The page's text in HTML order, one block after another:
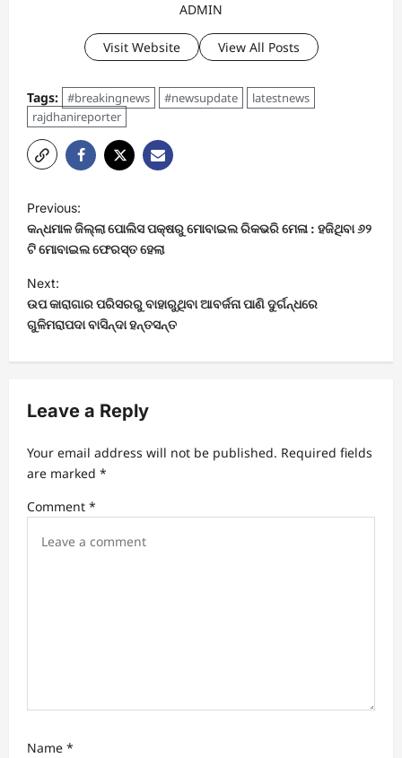
ADMIN
Visit Website View All Posts
Tags: #breakingnews #newsupdate
latestnews
rajdhanireporter
P
o
s
t
n
a
v
g
a
t
i
Previous:
କନ୍ଧମାଳ ଜିଲ୍ଲା ପୋଲିସ ପକ୍ଷରୁ ମୋବାଇଲ ରିକଭରି ମେଳା : ହଜିଥିବା ୬୨
ଟି ମୋବାଇଲ ଫେରସ୍ତ ହେଲା
Next:
ଉପ କାରାଗାର ପରିସରରୁ ବାହାରୁଥିବା ଆବର୍ଜନା ପାଣି ଦୁର୍ଗନ୍ଧରେ
ଗୁଳିମରାପଦା ବାସିନ୍ଦା ହନ୍ତସନ୍ତ
Leave a Reply
Your email address will not be published. Required fields
are marked *
Comment *
Name *